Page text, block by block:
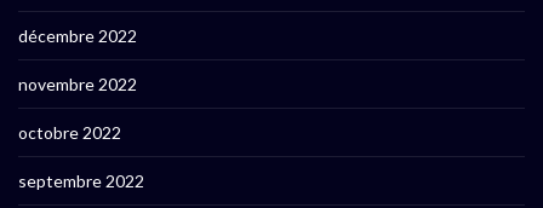
décembre 2022
novembre 2022
octobre 2022
septembre 2022